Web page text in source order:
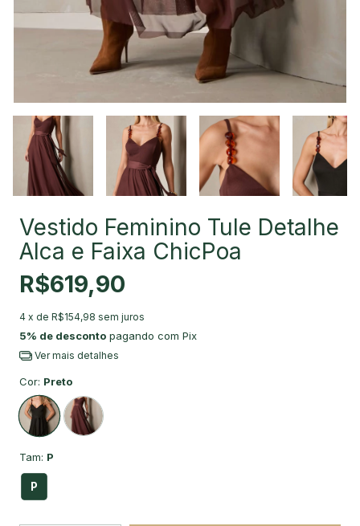
Vestido Feminino Tule Detalhe
Alca e Faixa ChicPoa
R$619,90
4 x de R$154,98 sem juros
5% de desconto pagando com Pix
Ver mais detalhes
Cor: Preto
Tam: P
P